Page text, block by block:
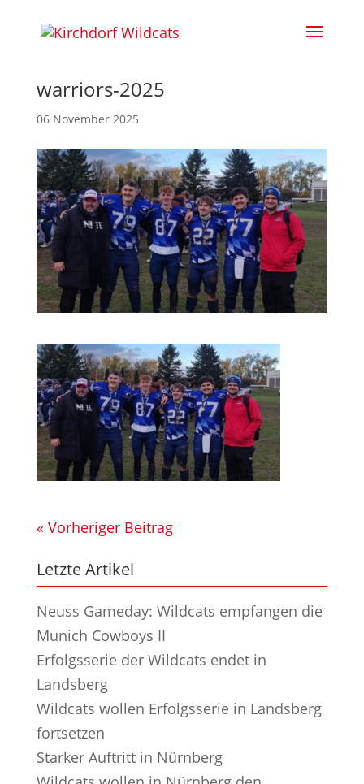
warriors-2025
06 November 2025
« Vorheriger Beitrag
Letzte Artikel
Neuss Gameday: Wildcats empfangen die
Munich Cowboys II
Erfolgsserie der Wildcats endet in
Landsberg
Wildcats wollen Erfolgsserie in Landsberg
fortsetzen
Starker Auftritt in Nürnberg